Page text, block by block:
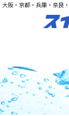
大阪・京都・兵庫・奈良